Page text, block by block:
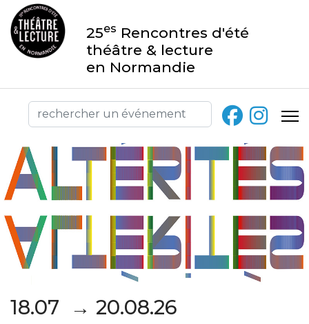
25es Rencontres d'été
théâtre & lecture
en Normandie
18.07 → 20.08.26